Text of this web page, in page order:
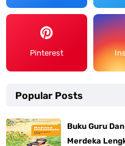
Pinterest
Popular Posts
Buku Guru
Merdeka